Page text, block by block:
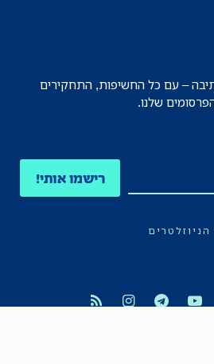
– עם כל החשיפות, התחקירים
שלנו.
רישמו אותי!